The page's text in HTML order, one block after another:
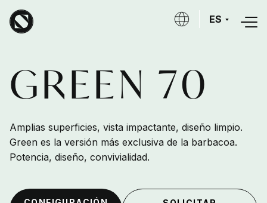
Skip to main content
ES
GREEN 70
Amplias superficies, vista impactante, diseño limpio.
Green es la versión más exclusiva de la barbacoa.
Potencia, diseño, convivialidad.